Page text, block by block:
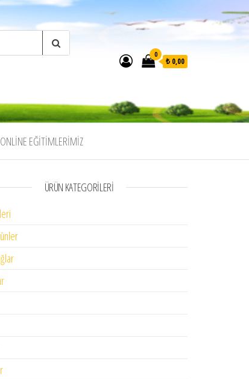
0
₺ 0,00
ONLINE EĞITIMLERIMIZ
ÜRÜN KATEGORILERI